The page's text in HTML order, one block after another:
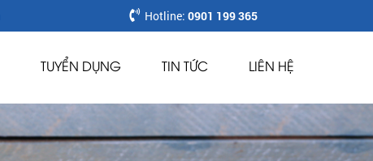
Hotline: 0901 199 365
TUYỂN DỤNG TIN TỨC LIÊN HỆ